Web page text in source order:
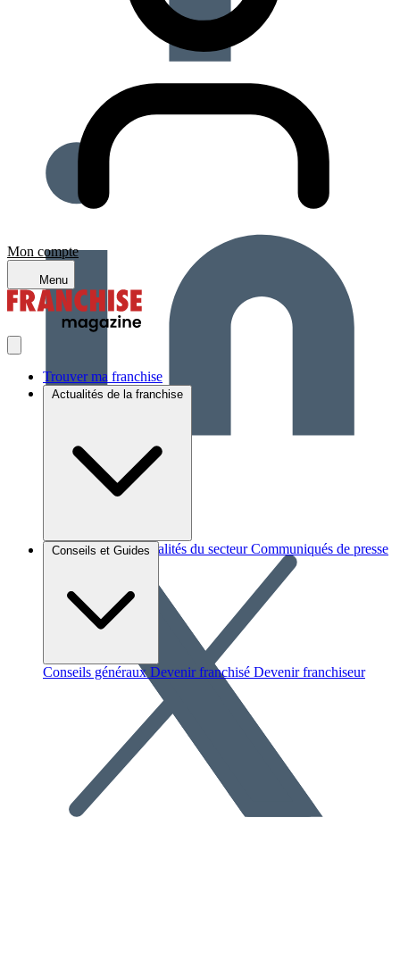
Mon compte
Menu
Trouver ma franchise
Actualités de la franchise
Brèves et actus Actualités du secteur Communiqués de presse
Conseils et Guides
Conseils généraux Devenir franchisé Devenir franchiseur